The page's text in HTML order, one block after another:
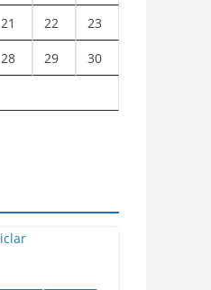
21 22 23
28 29 30